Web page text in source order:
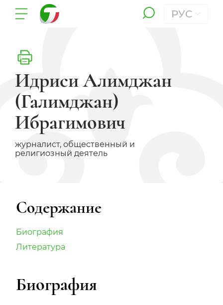
РУС
Идриси Алимджан
(Галимджан)
Ибрагимович
журналист, общественный и
религиозный деятель
Содержание
Биография
Литература
Биография